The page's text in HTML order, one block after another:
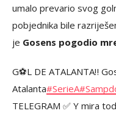
umalo prevario svog
pobjednika bile
je Gosens pogodio
G⚽L DE ATALANTA‼️
Atalanta#SerieA
TELEGRAM ✅ Y mira